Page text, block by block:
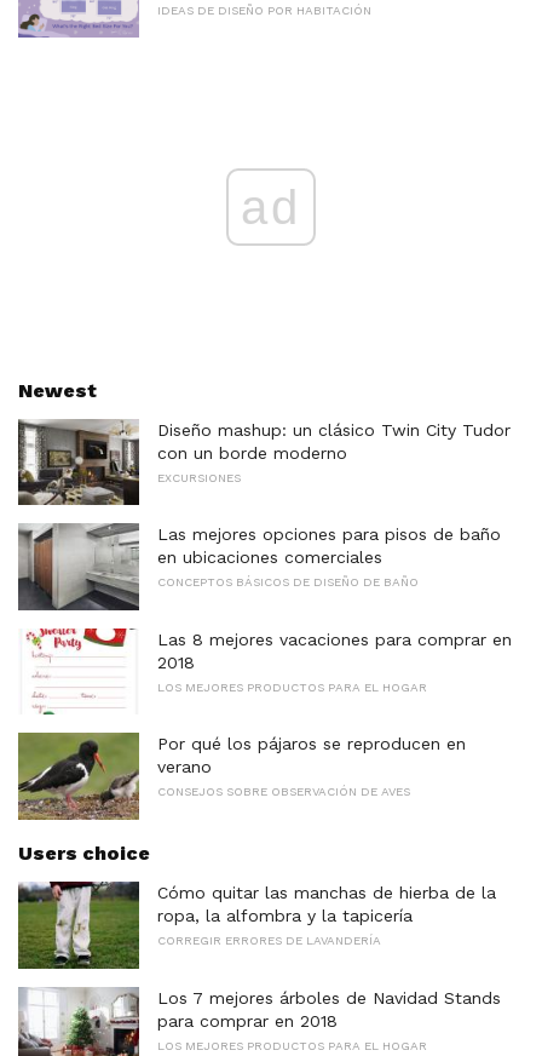
IDEAS DE DISEÑO POR HABITACIÓN
ad
Newest
Diseño mashup: un clásico Twin City Tudor
con un borde moderno
EXCURSIONES
Las mejores opciones para pisos de baño
en ubicaciones comerciales
CONCEPTOS BÁSICOS DE DISEÑO DE BAÑO
Las 8 mejores vacaciones para comprar en
2018
LOS MEJORES PRODUCTOS PARA EL HOGAR
Por qué los pájaros se reproducen en
verano
CONSEJOS SOBRE OBSERVACIÓN DE AVES
Users choice
Cómo quitar las manchas de hierba de la
ropa, la alfombra y la tapicería
CORREGIR ERRORES DE LAVANDERÍA
Los 7 mejores árboles de Navidad Stands
para comprar en 2018
LOS MEJORES PRODUCTOS PARA EL HOGAR